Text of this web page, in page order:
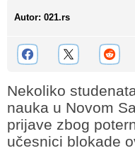
Autor: 021.rs
Nekoliko
nauka u Novom
prijave zbog
učesnici blokade